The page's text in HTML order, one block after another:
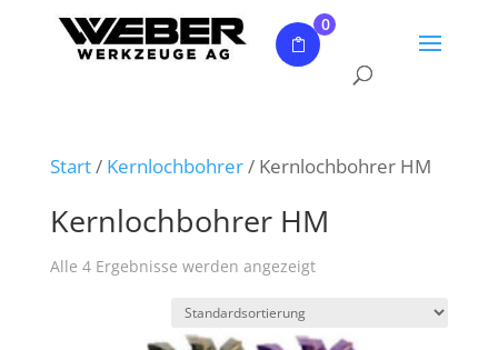
0
Start/ Kernlochbohrer/ Kernlochbohrer HM
Kernlochbohrer HM
Alle 4 Ergebnisse werden angezeigt